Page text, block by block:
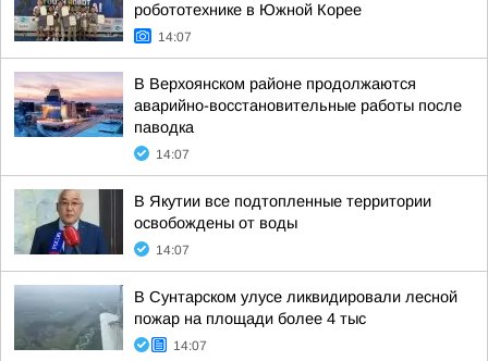
робототехнике в Южной Корее
14:07
В Верхоянском районе продолжаются
аварийно-восстановительные работы после
паводка
14:07
В Якутии все подтопленные территории
освобождены от воды
14:07
В Сунтарском улусе ликвидировали лесной
пожар на площади более 4 тыс
14:07